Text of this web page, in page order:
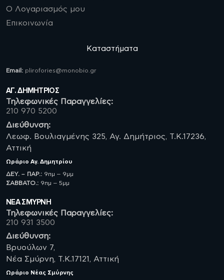
Ο Λογαριασμός μου
Επικοινωνία
Καταστήματα
Email: plirofories@monobio.gr
ΑΓ. ΔΗΜΗΤΡΙΟΣ
Τηλεφωνικές Παραγγελίες:
210 970 5200
Διεύθυνση:
Λεωφ. Βουλιαγμένης 325, Αγ. Δημήτριος, Τ.Κ.17236,
Αττική
Ωράριο Αγ. Δημητρίου
ΔΕΥ. – ΠΑΡ.: 9πμ – 9μμ
ΣΑΒBATO.: 9πμ – 5μμ
ΝΈΑ ΣΜΥΡΝΗ
Τηλεφωνικές Παραγγελίες:
210 931 3500
Διεύθυνση:
Βρυούλων 7,
Νέα Σμύρνη, Τ.Κ.17121, Αττική
Ωράριο Νέας Σμύρνης